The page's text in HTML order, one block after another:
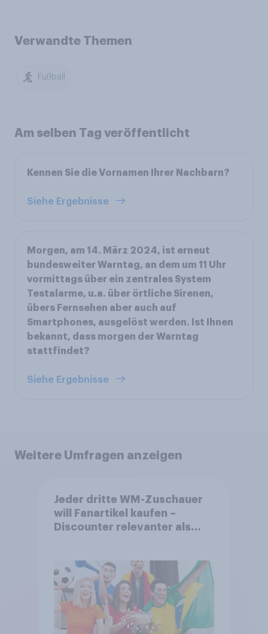
Verwandte Themen
Fußball
Am selben Tag veröffentlicht
Kennen Sie die Vornamen Ihrer Nachbarn?
Siehe Ergebnisse
Morgen, am 14. März 2024, ist erneut
bundesweiter Warntag, an dem um 11 Uhr
vormittags über ein zentrales System
Testalarme, u.a. über örtliche Sirenen,
übers Fernsehen aber auch auf
Smartphones, ausgelöst werden. Ist Ihnen
bekannt, dass morgen der Warntag
stattfindet?
Siehe Ergebnisse
Weitere Umfragen anzeigen
Jeder dritte WM-Zuschauer
will Fanartikel kaufen –
Discounter relevanter als